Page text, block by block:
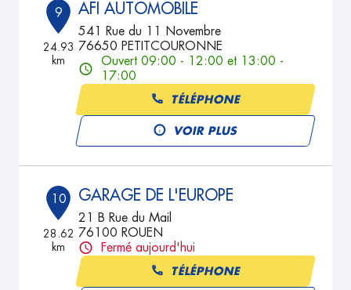
9
24.93
km
AFI AUTOMOBILE
541 Rue du 11 Novembre
76650 PETITCOURONNE
Ouvert 09:00 - 12:00 et 13:00 -
17:00
TÉLÉPHONE
VOIR PLUS
10
28.62
km
GARAGE DE L'EUROPE
21 B Rue du Mail
76100 ROUEN
Fermé aujourd'hui
TÉLÉPHONE